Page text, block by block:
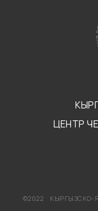
ЦЕНТР
©2022 КЫРГЫЗСКО-